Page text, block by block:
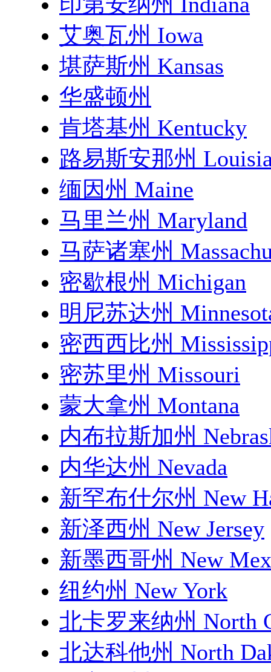
艾奥瓦州 Iowa
堪萨斯州 Kansas
华盛顿州
肯塔基州 Kentucky
路易斯安那州
缅因州 Maine
马里兰州 Maryland
马萨诸塞州
密歇根州 Michigan
明尼苏达州
密西西比州
密苏里州 Missouri
蒙大拿州 Montana
内布拉斯加州
内华达州 Nevada
新罕布什尔州 New
新泽西州 New Jersey
新墨西哥州 New
纽约州 New York
北卡罗来纳州 North
北达科他州 North